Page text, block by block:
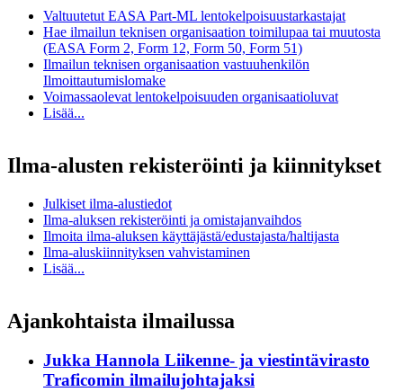
Valtuutetut EASA Part-ML lentokelpoisuustarkastajat
Hae ilmailun teknisen organisaation toimilupaa tai muutosta
(EASA Form 2, Form 12, Form 50, Form 51)
Ilmailun teknisen organisaation vastuuhenkilön
Ilmoittautumislomake
Voimassaolevat lentokelpoisuuden organisaatioluvat
Lisää...
Ilma-alusten rekisteröinti ja kiinnitykset
Julkiset ilma-alustiedot
Ilma-aluksen rekisteröinti ja omistajanvaihdos
Ilmoita ilma-aluksen käyttäjästä/edustajasta/haltijasta
Ilma-aluskiinnityksen vahvistaminen
Lisää...
Ajankohtaista ilmailussa
Jukka Hannola Liikenne- ja viestintävirasto
Traficomin ilmailujohtajaksi